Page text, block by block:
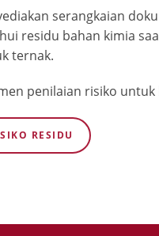
serangkaian
residu bahan kimia
ternak.
penilaian risiko
RESIDU